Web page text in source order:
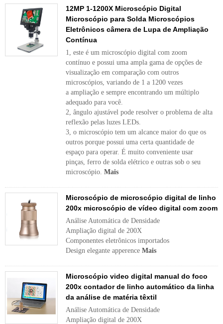
12MP 1-1200X Microscópio Digital
Microscópio para Solda Microscópios
Eletrônicos câmera de Lupa de Ampliação
Contínua
1, este é um microscópio digital com zoom
contínuo e possui uma ampla gama de opções de
visualização em comparação com outros
microscópios, variando de 1 a 1200 vezes
a ampliação e sempre encontrando um múltiplo
adequado para você.
2, ângulo ajustável pode resolver o problema de alta
reflexão pelas luzes LEDs.
3, o microscópio tem um alcance maior do que os
outros porque possui uma certa quantidade de
espaço para operar. É muito conveniente usar
pinças, ferro de solda elétrico e outras sob o seu
microscópio. Mais
Microscópio de microscópio digital de linho
200x microscópio de vídeo digital com zoom
Análise Automática de Densidade
Ampliação digital de 200X
Componentes eletrônicos importados
Design elegante apperence Mais
Microscópio video digital manual do foco
200x contador de linho automático da linha
da análise de matéria têxtil
Análise Automática de Densidade
Ampliação digital de 200X